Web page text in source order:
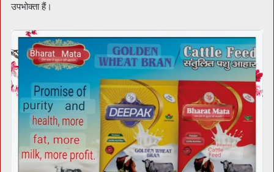
उपभोक्ता हैं।